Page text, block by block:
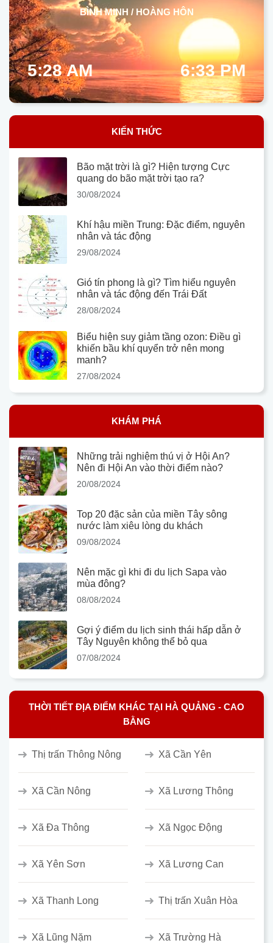
BÌNH MINH / HOÀNG HÔN
5:28 AM 6:33 PM
KIẾN THỨC
Bão mặt trời là gì? Hiện tượng Cực
quang do bão mặt trời tạo ra?
30/08/2024
Khí hậu miền Trung: Đặc điểm, nguyên
nhân và tác động
29/08/2024
Gió tín phong là gì? Tìm hiểu nguyên
nhân và tác động đến Trái Đất
28/08/2024
Biểu hiện suy giảm tầng ozon: Điều gì
khiến bầu khí quyển trở nên mong
manh?
27/08/2024
KHÁM PHÁ
Những trải nghiệm thú vị ở Hội An?
Nên đi Hội An vào thời điểm nào?
20/08/2024
Top 20 đặc sản của miền Tây sông
nước làm xiêu lòng du khách
09/08/2024
Nên mặc gì khi đi du lịch Sapa vào
mùa đông?
08/08/2024
Gợi ý điểm du lịch sinh thái hấp dẫn ở
Tây Nguyên không thể bỏ qua
07/08/2024
THỜI TIẾT ĐỊA ĐIỂM KHÁC TẠI HÀ QUẢNG - CAO
BẰNG
Thị trấn Thông Nông Xã Cần Yên
Xã Cần Nông Xã Lương Thông
Xã Đa Thông Xã Ngọc Động
Xã Yên Sơn Xã Lương Can
Xã Thanh Long Thị trấn Xuân Hòa
Xã Lũng Nặm Xã Trường Hà